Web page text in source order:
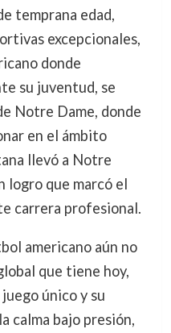
temprana edad,
excepcionales,
donde
su juventud, se
Notre Dame, donde
en el ámbito
llevó a Notre
logro que marcó el
carrera profesional.
americano aún no
que tiene hoy,
único y su
calma bajo presión,